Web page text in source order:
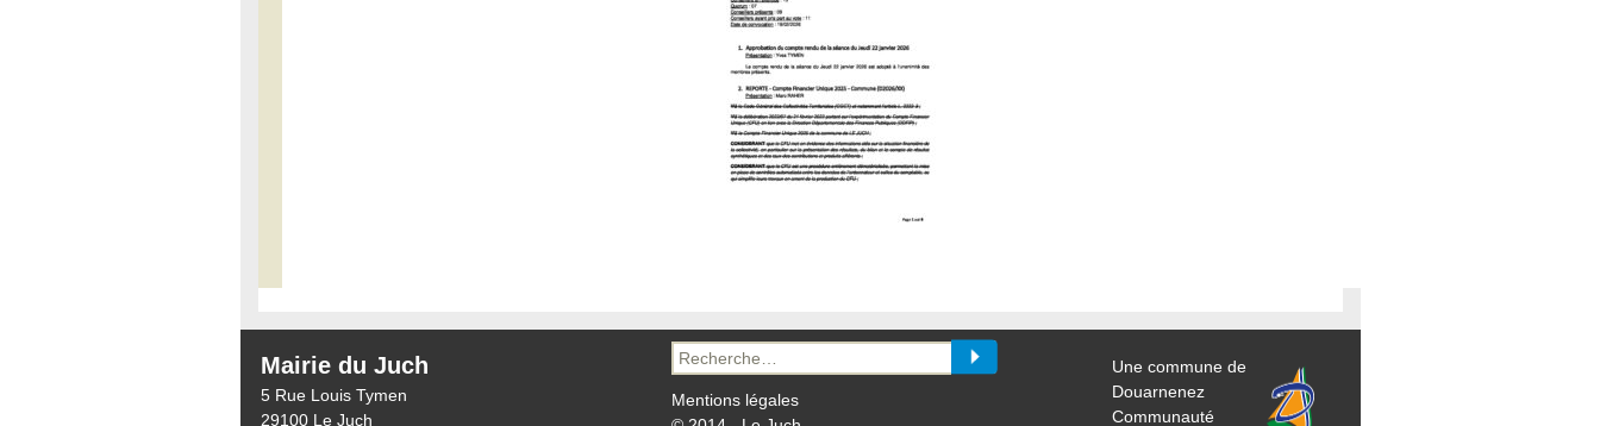
Mairie du Juch
5 Rue Louis Tymen
29100 Le Juch
Recherche
pour :
Mentions légales
Une commune de
Douarnenez
Communauté